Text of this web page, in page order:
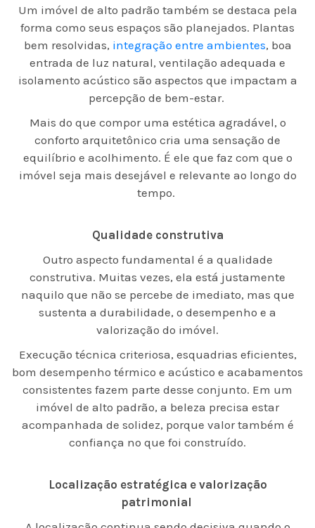
Um imóvel de alto padrão também se destaca pela
forma como seus espaços são planejados. Plantas
bem resolvidas, integração entre ambientes, boa
entrada de luz natural, ventilação adequada e
isolamento acústico são aspectos que impactam a
percepção de bem-estar.
Mais do que compor uma estética agradável, o
conforto arquitetônico cria uma sensação de
equilíbrio e acolhimento. É ele que faz com que o
imóvel seja mais desejável e relevante ao longo do
tempo.
Qualidade construtiva
Outro aspecto fundamental é a qualidade
construtiva. Muitas vezes, ela está justamente
naquilo que não se percebe de imediato, mas que
sustenta a durabilidade, o desempenho e a
valorização do imóvel.
Execução técnica criteriosa, esquadrias eficientes,
bom desempenho térmico e acústico e acabamentos
consistentes fazem parte desse conjunto. Em um
imóvel de alto padrão, a beleza precisa estar
acompanhada de solidez, porque valor também é
confiança no que foi construído.
Localização estratégica e valorização
patrimonial